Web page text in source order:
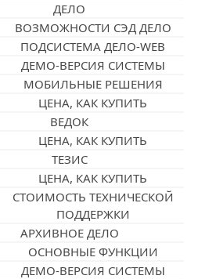
ДЕЛО
ВОЗМОЖНОСТИ СЭД ДЕЛО
ПОДСИСТЕМА ДЕЛО-WEB
ДЕМО-ВЕРСИЯ СИСТЕМЫ
МОБИЛЬНЫЕ РЕШЕНИЯ
ЦЕНА, КАК КУПИТЬ
ВЕДОК
ЦЕНА, КАК КУПИТЬ
ТЕЗИС
ЦЕНА, КАК КУПИТЬ
СТОИМОСТЬ ТЕХНИЧЕСКОЙ
ПОДДЕРЖКИ
АРХИВНОЕ ДЕЛО
ОСНОВНЫЕ ФУНКЦИИ
ДЕМО-ВЕРСИЯ СИСТЕМЫ